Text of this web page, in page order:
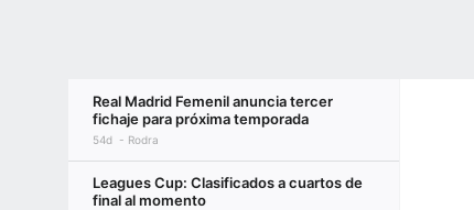
Real Madrid Femenil anuncia tercer
fichaje para próxima temporada
54d Rodra
Leagues Cup: Clasificados a cuartos de
final al momento